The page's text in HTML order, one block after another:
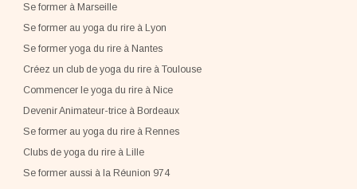
Se former à Marseille
Se former au yoga du rire à Lyon
Se former yoga du rire à Nantes
Créez un club de yoga du rire à Toulouse
Commencer le yoga du rire à Nice
Devenir Animateur-trice à Bordeaux
Se former au yoga du rire à Rennes
Clubs de yoga du rire à Lille
Se former aussi à la Réunion 974